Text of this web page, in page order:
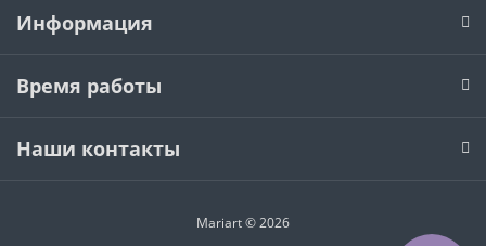
Информация
Время работы
Наши контакты
Mariart © 2026